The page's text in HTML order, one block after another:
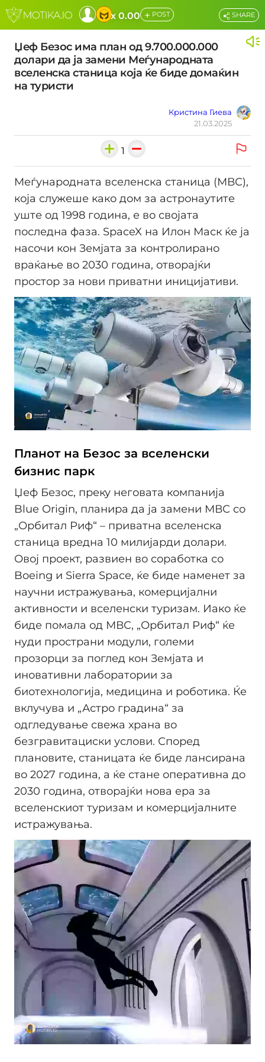
x 0.00 + POST
Џеф Безос има план од 9.700.000.000
долари да ја замени Меѓународната
вселенска станица која ќе биде домаќин
на туристи
Кристина Гиева
21.03.2025
SHARE
1
Mеѓународната вселенска станица (МВС),
која служеше како дом за астронаутите
уште од 1998 година, е во својата
последна фаза. SpaceX на Илон Маск ќе ја
насочи кон Земјата за контролирано
враќање во 2030 година, отворајќи
простор за нови приватни иницијативи.
Планот на Безос за вселенски
бизнис парк
Џеф Безос, преку неговата компанија
Blue Origin, планира да ја замени МВС со
„Орбитал Риф“ – приватна вселенска
станица вредна 10 милијарди долари.
Овој проект, развиен во соработка со
Boeing и Sierra Space, ќе биде наменет за
научни истражувања, комерцијални
активности и вселенски туризам. Иако ќе
биде помала од МВС, „Орбитал Риф“ ќе
нуди пространи модули, големи
прозорци за поглед кон Земјата и
иновативни лаборатории за
биотехнологија, медицина и роботика. Ќе
вклучува и „Астро градина“ за
одгледување свежа храна во
безгравитациски услови. Според
плановите, станицата ќе биде лансирана
во 2027 година, а ќе стане оперативна до
2030 година, отворајќи нова ера за
вселенскиот туризам и комерцијалните
истражувања.